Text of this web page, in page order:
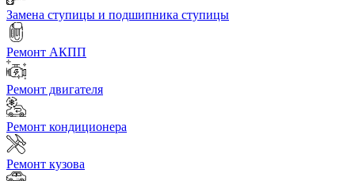
Замена ступицы и подшипника ступицы
Ремонт АКПП
Ремонт двигателя
Ремонт кондиционера
Ремонт кузова